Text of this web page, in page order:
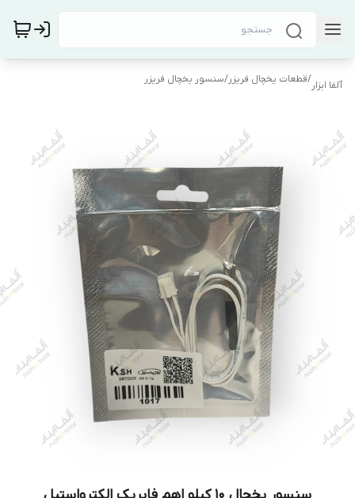
آلفا ابزار/قطعات یخچال فریزر/سنسور یخچال فریزر